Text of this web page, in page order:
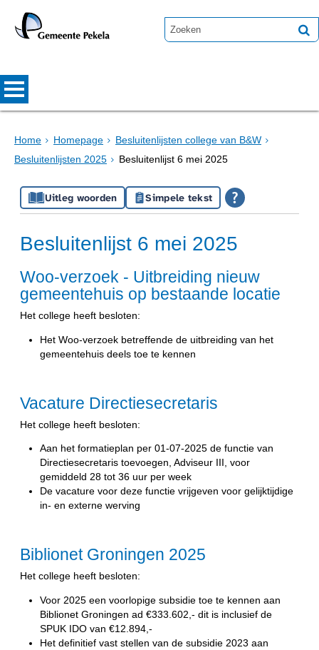
Home Homepage
Besluitenlijsten college van B&W
Besluitenlijsten 2025
Besluitenlijst 6 mei 2025
Uitleg woorden Simpele tekst
Besluitenlijst 6 mei 2025
Woo-verzoek - Uitbreiding nieuw
gemeentehuis op bestaande locatie
Het college heeft besloten:
Het Woo-verzoek betreffende de uitbreiding van het
gemeentehuis deels toe te kennen
Vacature Directiesecretaris
Het college heeft besloten:
Aan het formatieplan per 01-07-2025 de functie van
Directiesecretaris toevoegen, Adviseur III, voor
gemiddeld 28 tot 36 uur per week
De vacature voor deze functie vrijgeven voor gelijktijdige
in- en externe werving
Biblionet Groningen 2025
Het college heeft besloten:
Voor 2025 een voorlopige subsidie toe te kennen aan
Biblionet Groningen ad €333.602,- dit is inclusief de
SPUK IDO van €12.894,-
Het definitief vast stellen van de subsidie 2023 aan